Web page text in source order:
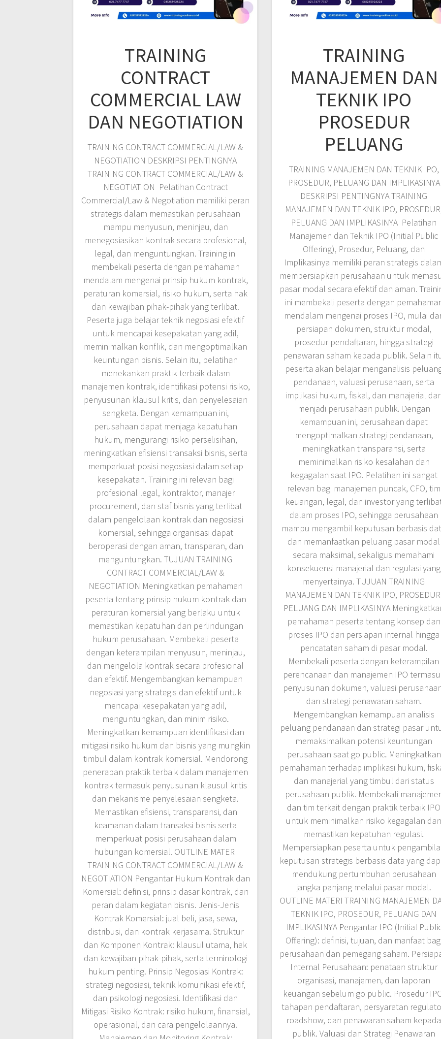
TRAINING
CONTRACT
COMMERCIAL LAW
DAN NEGOTIATION
TRAINING CONTRACT COMMERCIAL/LAW &
NEGOTIATION DESKRIPSI PENTINGNYA
TRAINING CONTRACT COMMERCIAL/LAW &
NEGOTIATION Pelatihan Contract
Commercial/Law & Negotiation memiliki peran
strategis dalam memastikan perusahaan
mampu menyusun, meninjau, dan
menegosiasikan kontrak secara profesional,
legal, dan menguntungkan. Training ini
membekali peserta dengan pemahaman
mendalam mengenai prinsip hukum kontrak,
peraturan komersial, risiko hukum, serta hak
dan kewajiban pihak-pihak yang terlibat.
Peserta juga belajar teknik negosiasi efektif
untuk mencapai kesepakatan yang adil,
meminimalkan konflik, dan mengoptimalkan
keuntungan bisnis. Selain itu, pelatihan
menekankan praktik terbaik dalam
manajemen kontrak, identifikasi potensi risiko,
penyusunan klausul kritis, dan penyelesaian
sengketa. Dengan kemampuan ini,
perusahaan dapat menjaga kepatuhan
hukum, mengurangi risiko perselisihan,
meningkatkan efisiensi transaksi bisnis, serta
memperkuat posisi negosiasi dalam setiap
kesepakatan. Training ini relevan bagi
profesional legal, kontraktor, manajer
procurement, dan staf bisnis yang terlibat
dalam pengelolaan kontrak dan negosiasi
komersial, sehingga organisasi dapat
beroperasi dengan aman, transparan, dan
menguntungkan. TUJUAN TRAINING
CONTRACT COMMERCIAL/LAW &
NEGOTIATION Meningkatkan pemahaman
peserta tentang prinsip hukum kontrak dan
peraturan komersial yang berlaku untuk
memastikan kepatuhan dan perlindungan
hukum perusahaan. Membekali peserta
dengan keterampilan menyusun, meninjau,
dan mengelola kontrak secara profesional
dan efektif. Mengembangkan kemampuan
negosiasi yang strategis dan efektif untuk
mencapai kesepakatan yang adil,
menguntungkan, dan minim risiko.
Meningkatkan kemampuan identifikasi dan
mitigasi risiko hukum dan bisnis yang mungkin
timbul dalam kontrak komersial. Mendorong
penerapan praktik terbaik dalam manajemen
kontrak termasuk penyusunan klausul kritis
dan mekanisme penyelesaian sengketa.
Memastikan efisiensi, transparansi, dan
keamanan dalam transaksi bisnis serta
memperkuat posisi perusahaan dalam
hubungan komersial. OUTLINE MATERI
TRAINING CONTRACT COMMERCIAL/LAW &
NEGOTIATION Pengantar Hukum Kontrak dan
Komersial: definisi, prinsip dasar kontrak, dan
peran dalam kegiatan bisnis. Jenis-Jenis
Kontrak Komersial: jual beli, jasa, sewa,
distribusi, dan kontrak kerjasama. Struktur
dan Komponen Kontrak: klausul utama, hak
dan kewajiban pihak-pihak, serta terminologi
hukum penting. Prinsip Negosiasi Kontrak:
strategi negosiasi, teknik komunikasi efektif,
dan psikologi negosiasi. Identifikasi dan
Mitigasi Risiko Kontrak: risiko hukum, finansial,
operasional, dan cara pengelolaannya.
TRAINING
MANAJEMEN DAN
TEKNIK IPO
PROSEDUR
PELUANG
TRAINING MANAJEMEN DAN TEKNIK IPO,
PROSEDUR, PELUANG DAN IMPLIKASINYA
DESKRIPSI PENTINGNYA TRAINING
MANAJEMEN DAN TEKNIK IPO,
PELUANG DAN IMPLIKASINYA Pelatihan
Manajemen dan Teknik IPO (Initial Public
Offering), Prosedur, Peluang, dan
Implikasinya memiliki peran strategis
mempersiapkan perusahaan untuk
pasar modal secara efektif dan aman.
ini membekali peserta dengan
mendalam mengenai proses IPO, mulai
persiapan dokumen, struktur modal,
prosedur pendaftaran, hingga strategi
penawaran saham kepada publik. Selain
peserta akan belajar menganalisis
pendanaan, valuasi perusahaan, serta
implikasi hukum, fiskal, dan manajerial dari
menjadi perusahaan publik. Dengan
kemampuan ini, perusahaan dapat
mengoptimalkan strategi pendanaan,
meningkatkan transparansi, serta
meminimalkan risiko kesalahan dan
kegagalan saat IPO. Pelatihan ini sangat
relevan bagi manajemen puncak, CFO, tim
keuangan, legal, dan investor yang
dalam proses IPO, sehingga perusahaan
mampu mengambil keputusan berbasis
dan memanfaatkan peluang pasar modal
secara maksimal, sekaligus memahami
konsekuensi manajerial dan regulasi yang
menyertainya. TUJUAN TRAINING
MANAJEMEN DAN TEKNIK IPO,
PELUANG DAN IMPLIKASINYA
pemahaman peserta tentang konsep dan
proses IPO dari persiapan internal hingga
pencatatan saham di pasar modal.
Membekali peserta dengan keterampilan
perencanaan dan manajemen IPO
penyusunan dokumen, valuasi
dan strategi penawaran saham.
Mengembangkan kemampuan analisis
peluang pendanaan dan strategi pasar
memaksimalkan potensi keuntungan
perusahaan saat go public. Meningkatkan
pemahaman terhadap implikasi hukum,
dan manajerial yang timbul dari status
perusahaan publik. Membekali
dan tim terkait dengan praktik terbaik IPO
untuk meminimalkan risiko kegagalan dan
memastikan kepatuhan regulasi.
Mempersiapkan peserta untuk
keputusan strategis berbasis data yang
mendukung pertumbuhan perusahaan
jangka panjang melalui pasar modal.
OUTLINE MATERI TRAINING MANAJEMEN
TEKNIK IPO, PROSEDUR, PELUANG DAN
IMPLIKASINYA Pengantar IPO (Initial
Offering): definisi, tujuan, dan manfaat bagi
perusahaan dan pemegang saham.
Internal Perusahaan: penataan struktur
organisasi, manajemen, dan laporan
keuangan sebelum go public. Prosedur
tahapan pendaftaran, persyaratan
roadshow, dan penawaran saham kepada
publik. Valuasi dan Strategi Penawaran